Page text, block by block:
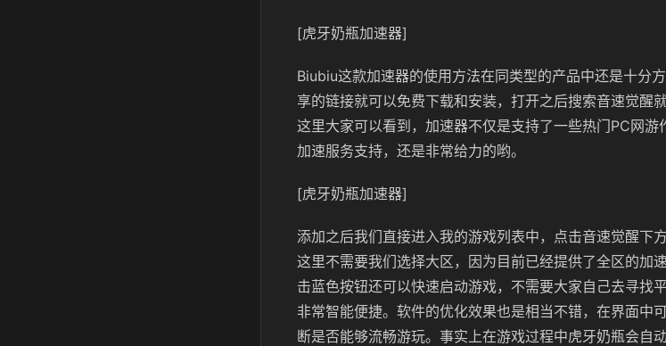
[虎牙奶瓶加速器]
Biubiu这款加速器的使用方法在同类型的产品中还是十分
享的链接就可以免费下载和安装，打开之后搜索音速觉醒
这里大家可以看到，加速器不仅是支持了一些热门PC网
加速服务支持，还是非常给力的哟。
[虎牙奶瓶加速器]
添加之后我们直接进入我的游戏列表中，点击音速觉醒下
这里不需要我们选择大区，因为目前已经提供了全区的加
击蓝色按钮还可以快速启动游戏，不需要大家自己去寻找
非常智能便捷。软件的优化效果也是相当不错，在界面中
断是否能够流畅游玩。事实上在游戏过程中虎牙奶瓶会自